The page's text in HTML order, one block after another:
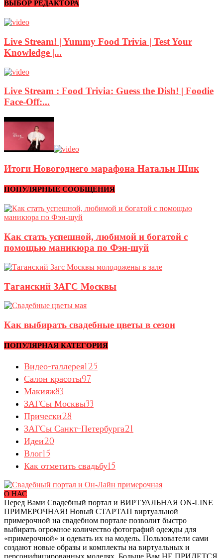
ВЫБОР РЕДАКТОРА
Live Stream! | Yummy Food Trivia | Test Your
Knowledge |...
Live Stream : Food Trivia: Guess the Dish! | Foodie
Face-Off:...
Итоги Новогоднего марафона Натальи Шик
ПОПУЛЯРНЫЕ СООБЩЕНИЯ
Как стать успешной, любимой и богатой с
помощью маникюра по Фэн-шуй
Таганский ЗАГС Москвы
Как выбирать свадебные цветы в сезон
ПОПУЛЯРНАЯ КАТЕГОРИЯ
Видео-галлерея125
Салон красоты97
Макияж83
ЗАГСы Москвы33
Прически28
ЗАГСы Санкт-Петербурга21
Идеи20
Влог15
Как отметить свадьбу15
О НАС
Перед Вами Свадебный портал и ВИРТУАЛЬНАЯ ON-LINE
ПРИМЕРОЧНАЯ! Новый СТАРТАП виртуальной
примерочной на свадебном портале позволит быстро
выбирать огромное количество фотографий одежды для
«примерочной» и одевать их на модель. Пользователи сами
создают новые образы и комплекты на виртуальных и